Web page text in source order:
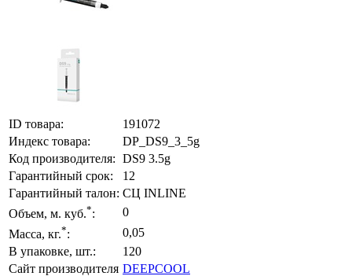
ID товара:
191072
Индекс товара:
DP_DS9_3_5g
Код производителя: DS9 3.5g
Гарантийный срок:
12
Гарантийный талон: СЦ INLINE
Объем, м. куб.*:
0
Масса, кг.*:
0,05
В упаковке, шт.:
120
Сайт производителя DEEPCOOL